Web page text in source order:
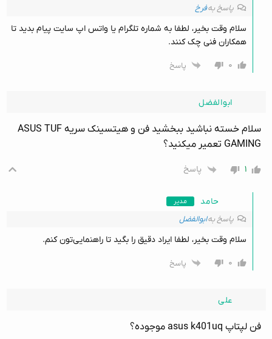
پاسخ بهفرخ
سلام وقت بخیر، لطفا به شماره تلگرام یا واتس اپ سایت پیام بدید تا
همکاران فنی چک کنند.
۰
پاسخ
ابوالفضل
سلام خسته نباشید ببخشید فن و هیتسینک سریه ASUS TUF
GAMING تعمیر میکنید؟
۱ پاسخ
حامد مدیر
پاسخ بهابوالفضل
سلام وقت بخیر، لطفا ایراد دقیق را بگید تا راهنمایی‌تون کنم.
۰
پاسخ
علی
فن لپتاپ asus k401uq موجوده؟